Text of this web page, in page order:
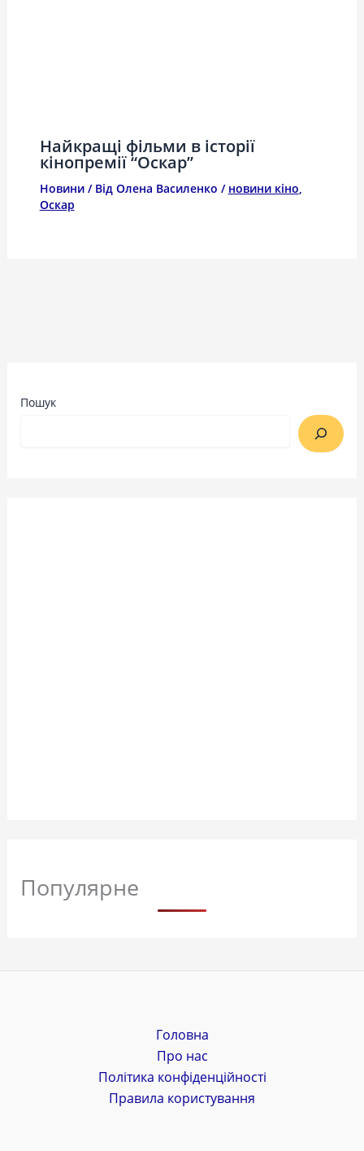
Найкращі фільми в історії
кінопремії “Оскар”
Новини/ Від Олена Василенко / новини кіно
Оскар
Пошук
Популярне
Головна
Про нас
Політика конфіденційності
Правила користування